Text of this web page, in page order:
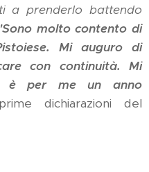
a prenderlo battendo
molto contento di
Mi auguro di
con continuità. Mi
è per me un anno
dichiarazioni del